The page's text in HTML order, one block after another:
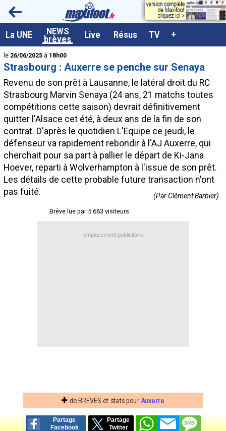
La UNE NEWS
brèves Live Résus TV +
<
le 26/06/2025 à 18h00
Strasbourg : Auxerre se penche sur Senaya
Revenu de son prêt à Lausanne, le latéral droit du RC
Strasbourg Marvin Senaya (24 ans, 21 matchs toutes
compétitions cette saison) devrait définitivement
quitter l'Alsace cet été, à deux ans de la fin de son
contrat. D'après le quotidien L'Equipe ce jeudi, le
défenseur va rapidement rebondir à l'AJ Auxerre, qui
cherchait pour sa part à pallier le départ de Ki-Jana
Hoever, reparti à Wolverhampton à l'issue de son prêt.
Les détails de cette probable future transaction n'ont
pas fuité.
(Par Clément Barbier)
Brève lue par 5.663 visiteurs
emplacement publicitaire
+ de BREVES et stats pour Auxerre
Partage
Facebook
Partage
Twitter
A la UNE
Dernières brèves
Live / Matchs en direct
Résultats et Classements
Class. buteurs européens
Programme TV foot
Vidéos
Sondages
Tableau transferts L1
Contact / Signaler un bug